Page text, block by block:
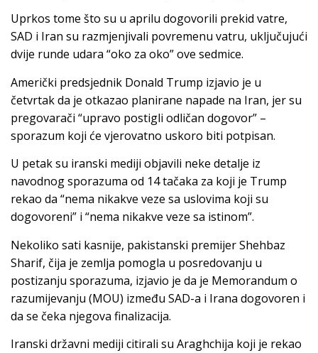
Uprkos tome što su u aprilu dogovorili prekid vatre,
SAD i Iran su razmjenjivali povremenu vatru, uključujući
dvije runde udara “oko za oko” ove sedmice.
Američki predsjednik Donald Trump izjavio je u
četvrtak da je otkazao planirane napade na Iran, jer su
pregovarači “upravo postigli odličan dogovor” –
sporazum koji će vjerovatno uskoro biti potpisan.
U petak su iranski mediji objavili neke detalje iz
navodnog sporazuma od 14 tačaka za koji je Trump
rekao da “nema nikakve veze sa uslovima koji su
dogovoreni” i “nema nikakve veze sa istinom”.
Nekoliko sati kasnije, pakistanski premijer Shehbaz
Sharif, čija je zemlja pomogla u posredovanju u
postizanju sporazuma, izjavio je da je Memorandum o
razumijevanju (MOU) između SAD-a i Irana dogovoren i
da se čeka njegova finalizacija.
Iranski državni mediji citirali su Araghchija koji je rekao